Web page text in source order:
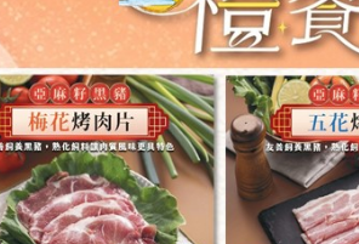
東南國際實業有限公司
黑麥汁-330ml
330毫升
全素
常溫
$43